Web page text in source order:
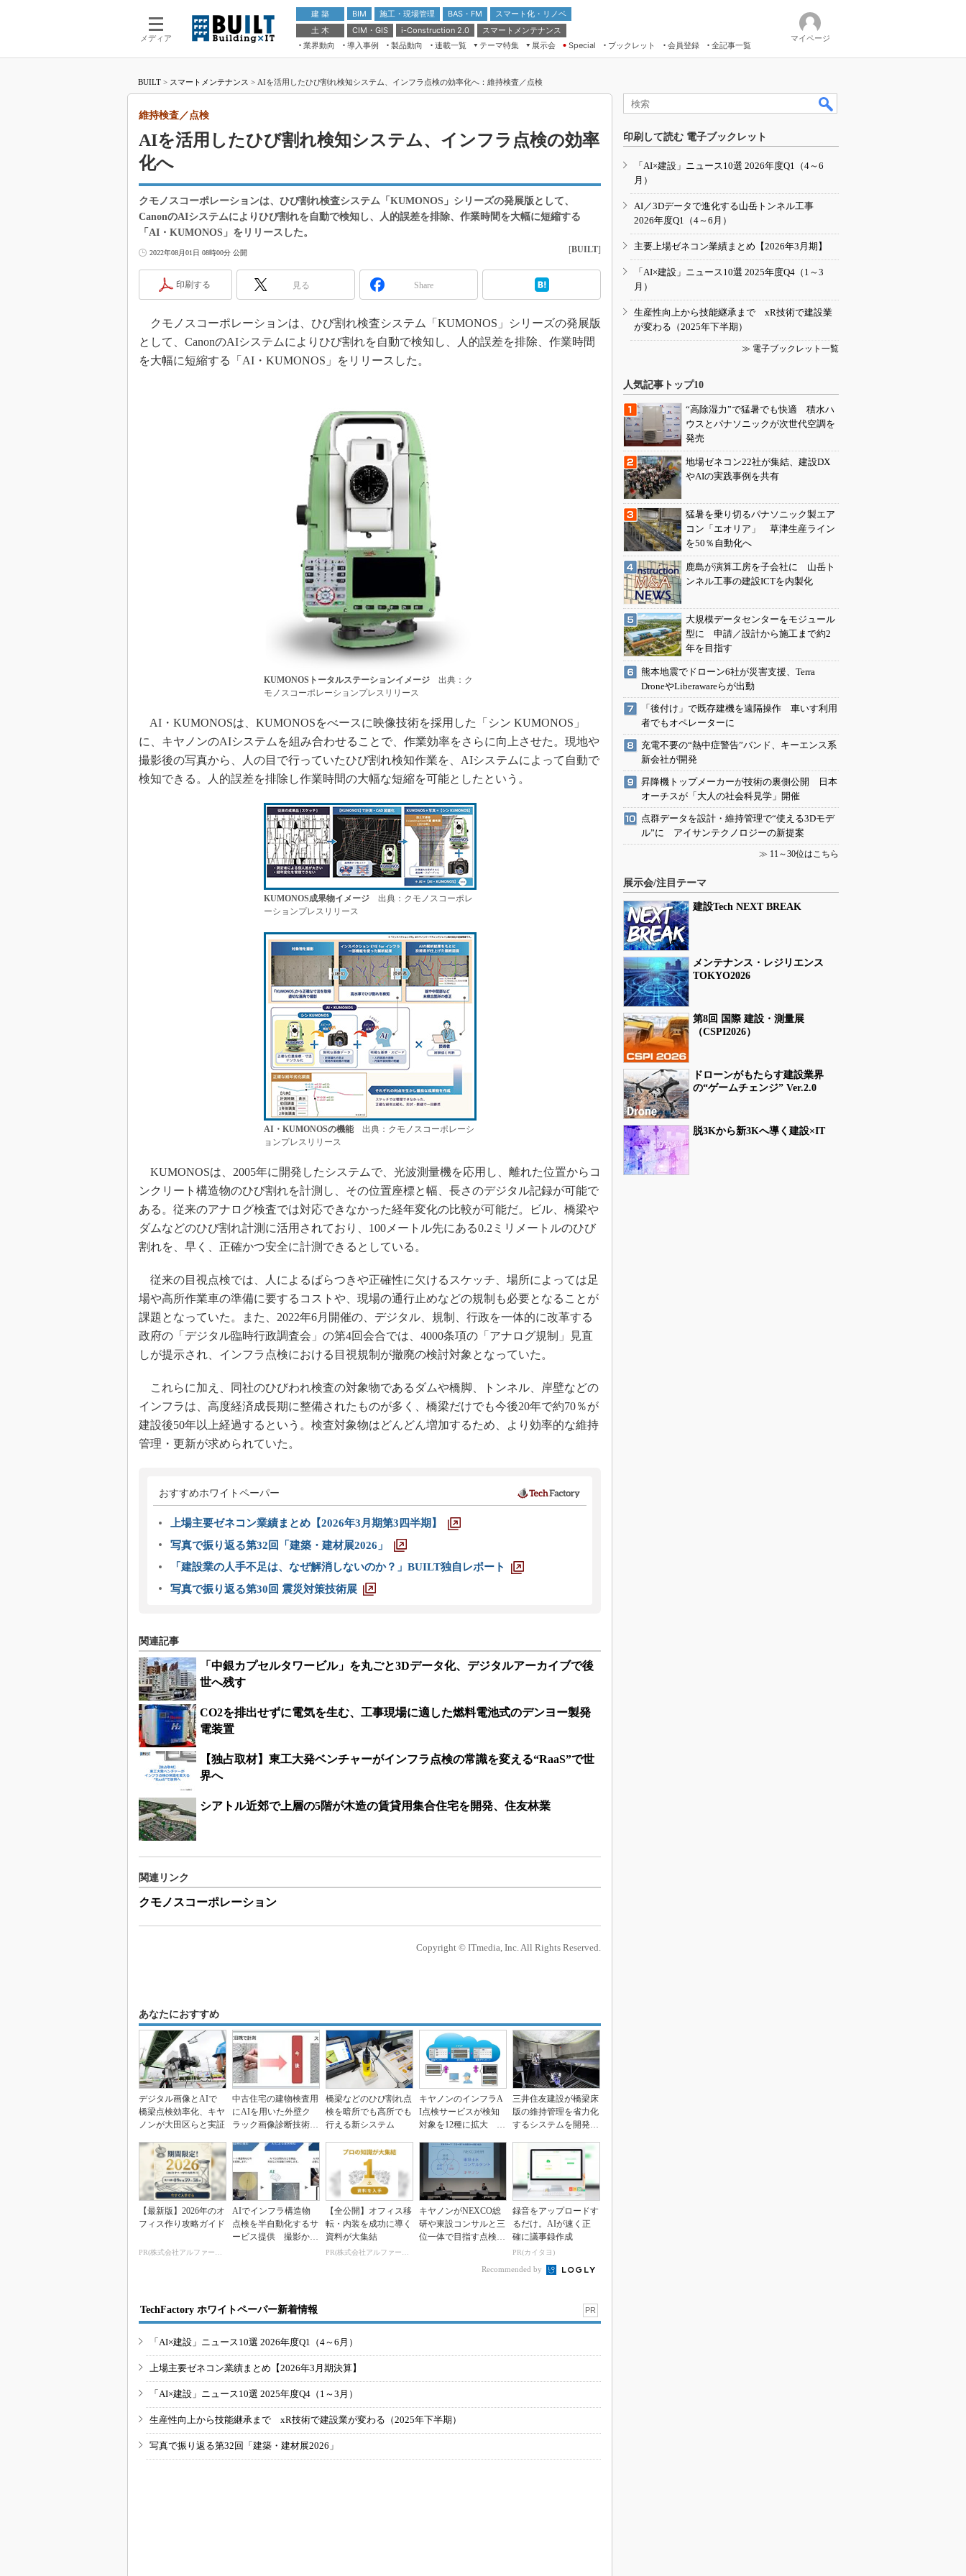
メディア
建 築 BIM 施工・現場管理 BAS・FM
スマート化・リノベ
土 木
CIM・GIS i-Construction 2.0
スマートメンテナンス
業界動向
導入事例 製品動向 連載一覧
テーマ特集
ドローンがもたらす建設業界の“ゲー
ムチェンジ” Ver.2.0
“Society5.0”時代のスマートビル
展示会
第8回 国際 建設・測量展
築・土木・不動産の先端技術展－
メンテナンス・レジリエンスOSAKA
日本 ものづくりワールド 2020
IGAS2018
Special ブックレット 会員登録 全記事一覧
マイページ
BUILT > スマートメンテナンス > AIを活用したひび割れ検知システム、インフラ点検の効率化へ：維持検査／点検
AIを活用したひび割れ検知システム、インフラ点検の効率
化へ
維持検査／点検
クモノスコーポレーションは、ひび割れ検査システム「KUMONOS」シリーズの発展版として、
CanonのAIシステムによりひび割れを自動で検知し、人的誤差を排除、作業時間を大幅に短縮する
「AI・KUMONOS」をリリースした。
2022年08月01日 08時00分 公開 [BUILT]
印刷する 見る Share
クモノスコーポレーションは、ひび割れ検査システム「KUMONOS」シリーズの発展版
として、CanonのAIシステムによりひび割れを自動で検知し、人的誤差を排除、作業時間
を大幅に短縮する「AI・KUMONOS」をリリースした。
KUMONOSトータルステーションイメージ出典：ク
モノスコーポレーションプレスリリース
AI・KUMONOSは、KUMONOSをべースに映像技術を採用した「シン KUMONOS」
に、キヤノンのAIシステムを組み合わせることで、作業効率をさらに向上させた。現地や
撮影後の写真から、人の目で行っていたひび割れ検知作業を、AIシステムによって自動で
検知できる。人的誤差を排除し作業時間の大幅な短縮を可能としたという。
KUMONOS成果物イメージ出典：クモノスコーポレ
ーションプレスリリース
AI・KUMONOSの機能出典：クモノスコーポレーシ
ョンプレスリリース
KUMONOSは、2005年に開発したシステムで、光波測量機を応用し、離れた位置からコ
ンクリート構造物のひび割れを計測し、その位置座標と幅、長さのデジタル記録が可能で
ある。従来のアナログ検査では対応できなかった経年変化の比較が可能だ。ビル、橋梁や
ダムなどのひび割れ計測に活用されており、100メートル先にある0.2ミリメートルのひび
割れを、早く、正確かつ安全に計測できるとしている。
従来の目視点検では、人によるばらつきや正確性に欠けるスケッチ、場所によっては足
場や高所作業車の準備に要するコストや、現場の通行止めなどの規制も必要となることが
課題となっていた。また、2022年6月開催の、デジタル、規制、行政を一体的に改革する
政府の「デジタル臨時行政調査会」の第4回会合では、4000条項の「アナログ規制」見直
しが提示され、インフラ点検における目視規制が撤廃の検討対象となっていた。
これらに加え、同社のひびわれ検査の対象物であるダムや橋脚、トンネル、岸壁などの
インフラは、高度経済成長期に整備されたものが多く、橋梁だけでも今後20年で約70％が
建設後50年以上経過するという。検査対象物はどんどん増加するため、より効率的な維持
管理・更新が求められていた。
おすすめホワイトペーパー
上場主要ゼネコン業績まとめ【2026年3月期第3四半期】
写真で振り返る第32回「建築・建材展2026」
「建設業の人手不足は、なぜ解消しないのか？」BUILT独自レポート
写真で振り返る第30回 震災対策技術展
関連記事
「中銀カプセルタワービル」を丸ごと3Dデータ化、デジタルアーカイブで後
世へ残す
CO2を排出せずに電気を生む、工事現場に適した燃料電池式のデンヨー製発
電装置
【独占取材】東工大発ベンチャーがインフラ点検の常識を変える“RaaS”で世
界へ
シアトル近郊で上層の5階が木造の賃貸用集合住宅を開発、住友林業
関連リンク
クモノスコーポレーション
Copyright © ITmedia, Inc. All Rights Reserved.
あなたにおすすめ
デジタル画像とAIで
橋梁点検効率化、キヤ
ノンが大田区らと実証
中古住宅の建物検査用
にAIを用いた外壁ク
ラック画像診断技術を
橋梁などのひび割れ点
検を暗所でも高所でも
行える新システム
キヤノンのインフラA
I点検サービスが検知
対象を12種に拡大 D
三井住友建設が橋梁床
版の維持管理を省力化
するシステムを開発
【最新版】2026年のオ
フィス作り攻略ガイド
PR(株式会社アルファーテクノ)
AIでインフラ構造物
点検を半自動化するサ
ービス提供 撮影から
【全公開】オフィス移
転・内装を成功に導く
資料が大集結
PR(株式会社アルファーテクノ)
キヤノンがNEXCO総
研や東設コンサルと三
位一体で目指す点検D
録音をアップロードす
るだけ。AIが速く正
確に議事録作成
PR(カイタヨ)
Recommended by
TechFactory ホワイトペーパー新着情報 PR
「AI×建設」ニュース10選 2026年度Q1（4～6月）
上場主要ゼネコン業績まとめ【2026年3月期決算】
「AI×建設」ニュース10選 2025年度Q4（1～3月）
生産性向上から技能継承まで xR技術で建設業が変わる（2025年下半期）
写真で振り返る第32回「建築・建材展2026」
印刷して読む 電子ブックレット
「AI×建設」ニュース10選 2026年度Q1（4～6
月）
AI／3Dデータで進化する山岳トンネル工事
2026年度Q1（4～6月）
主要上場ゼネコン業績まとめ【2026年3月期】
「AI×建設」ニュース10選 2025年度Q4（1～3
月）
生産性向上から技能継承まで xR技術で建設業
が変わる（2025年下半期）
≫ 電子ブックレット一覧
人気記事トップ10
“高除湿力”で猛暑でも快適 積水ハ
ウスとパナソニックが次世代空調を
発売
地場ゼネコン22社が集結、建設DX
やAIの実践事例を共有
猛暑を乗り切るパナソニック製エア
コン「エオリア」 草津生産ライン
を50％自動化へ
鹿島が演算工房を子会社に 山岳ト
ンネル工事の建設ICTを内製化
大規模データセンターをモジュール
型に 申請／設計から施工まで約2
年を目指す
熊本地震でドローン6社が災害支援、Terra
DroneやLiberawareらが出動
「後付け」で既存建機を遠隔操作 車いす利用
者でもオペレーターに
充電不要の“熱中症警告”バンド、キーエンス系
新会社が開発
昇降機トップメーカーが技術の裏側公開 日本
オーチスが「大人の社会科見学」開催
点群データを設計・維持管理で“使える3Dモデ
ル”に アイサンテクノロジーの新提案
≫ 11～30位はこちら
展示会/注目テーマ
建設Tech NEXT BREAK
メンテナンス・レジリエンス
TOKYO2026
第8回 国際 建設・測量展
（CSPI2026）
ドローンがもたらす建設業界
の“ゲームチェンジ” Ver.2.0
脱3Kから新3Kへ導く建設×IT